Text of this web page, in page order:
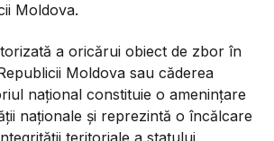
Moldova.
a oricărui obiect de zbor în
Moldova sau căderea
național constituie o amenințare
naționale și reprezintă o încălcare